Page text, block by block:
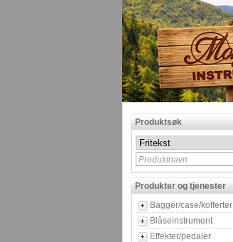
Produktsøk
Produktnavn
Produkter og tjenester
Bagger/case/kofferter
Blåseinstrument
Effekter/pedaler